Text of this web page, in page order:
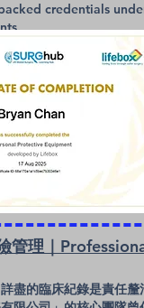
credentials
管理｜
盡的臨床紀錄是責任